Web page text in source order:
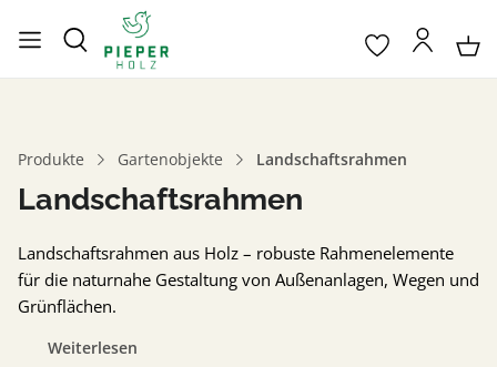
Produkte Gartenobjekte Landschaftsrahmen
Landschaftsrahmen
Landschaftsrahmen aus Holz – robuste Rahmenelemente
für die naturnahe Gestaltung von Außenanlagen, Wegen und
Grünflächen.
Weiterlesen